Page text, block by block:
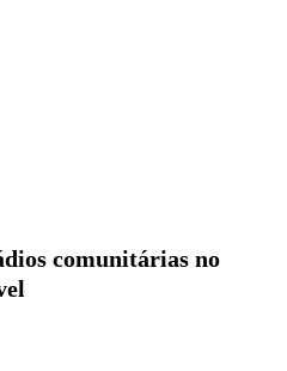
comunitárias no